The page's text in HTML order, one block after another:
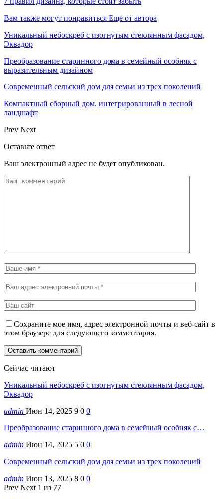
Вам также могут понравиться Еще от автора
Уникальный небоскреб с изогнутым стеклянным фасадом,
Эквадор
Преобразование старинного дома в семейный особняк с
выразительным дизайном
Современный сельский дом для семьи из трех поколений
Компактный сборный дом, интегрированный в лесной
ландшафт
Prev Next
Оставьте ответ
Ваш электронный адрес не будет опубликован.
Сохраните мое имя, адрес электронной почты и веб-сайт в
этом браузере для следующего комментария.
Сейчас читают
Уникальный небоскреб с изогнутым стеклянным фасадом,
Эквадор
admin Июн 14, 2025 9 0 0
Преобразование старинного дома в семейный особняк с…
admin Июн 14, 2025 5 0 0
Современный сельский дом для семьи из трех поколений
admin Июн 13, 2025 8 0 0
Prev Next 1 из 77